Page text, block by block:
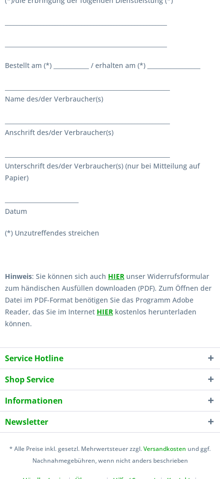
Bestellt am (*) ____________ / erhalten am (*) __________________
Name des/der Verbraucher(s)
Anschrift des/der Verbraucher(s)
Unterschrift des/der Verbraucher(s) (nur bei Mitteilung auf
Papier)
Datum
(*) Unzutreffendes streichen
Hinweis: Sie können sich auch HIER unser Widerrufsformular
zum händischen Ausfüllen downloaden (PDF). Zum Öffnen der
Datei im PDF-Format benötigen Sie das Programm Adobe
Reader, das Sie im Internet HIER kostenlos herunterladen
können.
Service Hotline
Shop Service
Informationen
Newsletter
* Alle Preise inkl. gesetzl. Mehrwertsteuer zzgl.Versandkosten und ggf.
Nachnahmegebühren, wenn nicht anders beschrieben